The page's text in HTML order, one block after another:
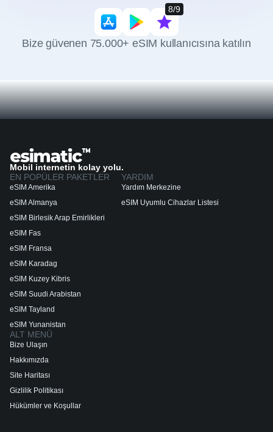
8/9
Bize güvenen 75.000+ eSIM kullanıcısına katılın
Mobil internetin kolay yolu.
EN POPÜLER PAKETLER
eSIM Amerika
eSIM Almanya
eSIM Birlesik Arap Emirlikleri
eSIM Fas
eSIM Fransa
eSIM Karadag
eSIM Kuzey Kibris
eSIM Suudi Arabistan
eSIM Tayland
eSIM Yunanistan
YARDIM
Yardım Merkezine
eSIM Uyumlu Cihazlar Listesi
ALT MENÜ
Bize Ulaşın
Hakkımızda
Site Haritası
Gizlilik Politikası
Hükümler ve Koşullar